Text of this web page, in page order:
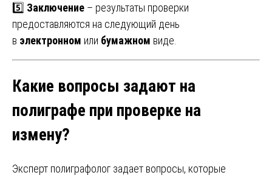
5️⃣ Заключение – результаты проверки
предоставляются на следующий день
в электронном или бумажном виде.
Какие вопросы задают на
полиграфе при проверке на
измену?
Эксперт полиграфолог задает вопросы, которые